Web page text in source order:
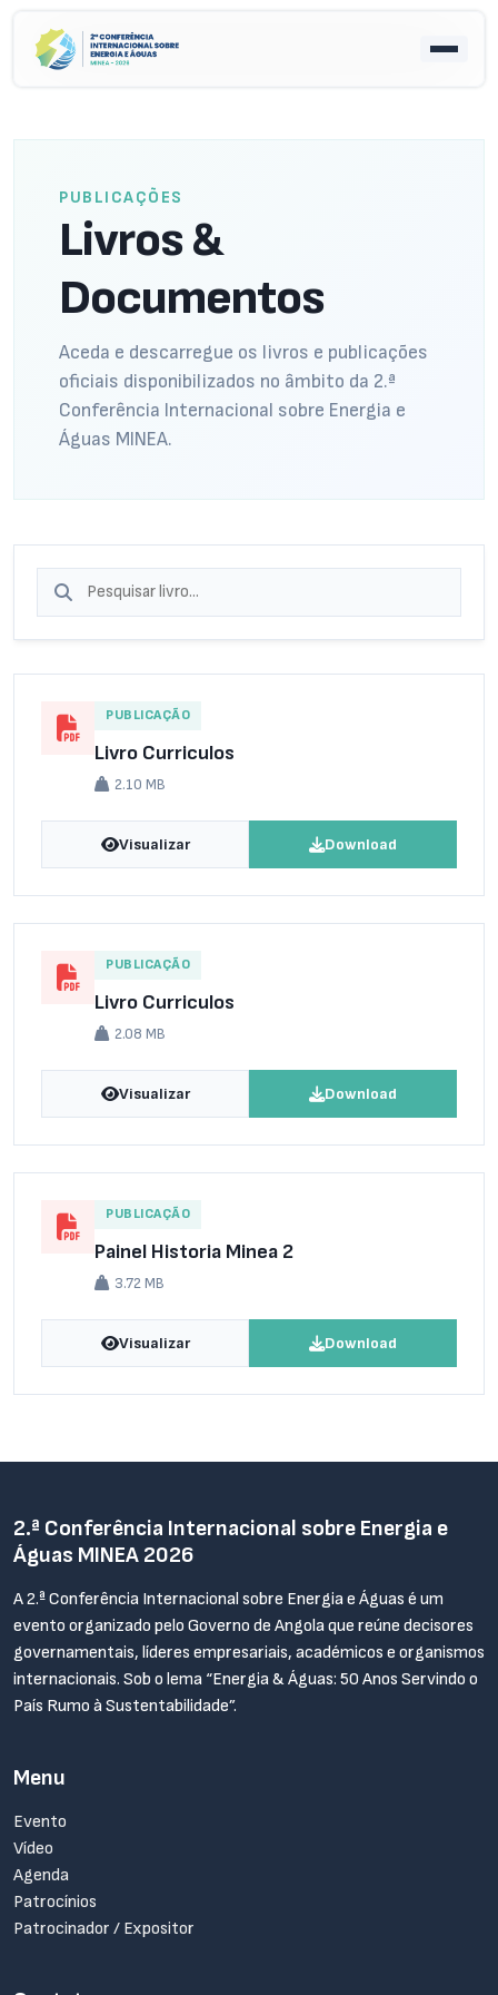
PUBLICAÇÕES
Livros &
Documentos
Aceda e descarregue os livros e publicações
oficiais disponibilizados no âmbito da 2.ª
Conferência Internacional sobre Energia e
Águas MINEA.
PUBLICAÇÃO
Livro Curriculos
2.10 MB
Visualizar Download
PUBLICAÇÃO
Livro Curriculos
2.08 MB
Visualizar Download
PUBLICAÇÃO
Painel Historia Minea 2
3.72 MB
Visualizar Download
2.ª Conferência Internacional sobre Energia e
Águas MINEA 2026
A 2.ª Conferência Internacional sobre Energia e Águas é um
evento organizado pelo Governo de Angola que reúne decisores
governamentais, líderes empresariais, académicos e organismos
internacionais. Sob o lema “Energia & Águas: 50 Anos Servindo o
País Rumo à Sustentabilidade”.
Menu
Evento
Vídeo
Agenda
Patrocínios
Patrocinador / Expositor